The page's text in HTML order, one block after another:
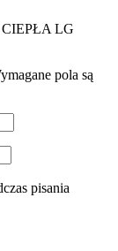
CIEPŁA LG
pola są
pisania